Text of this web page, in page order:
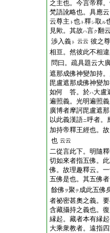
之主也。今言帝釋
梵語訛略也。具應
云尊主 ト 也 ト 釋シ取ル
見歟。其故ハ言ク翻
渉入義 ト 云云 彼之尊
相亘。然彼此不相
問曰。疏具題云大
遮那成佛神變加持
毘盧遮那成佛神變
如何 答。於ハ大盧
遍照義。光明遍照
廣博者摩訶毘盧遮那
以此義漢語ニ呼者。
加持帝釋王經也。
也 云云
二從言此下。明隨
切如來者指五佛。
佛。故理趣釋云。
五佛是也。其五佛
餘佛 ヲ聚テ成此五佛
者祕密甚奧之義。
含藏攝持之義也。
縁起。藏者本有縁
大乘衆教者。遠指